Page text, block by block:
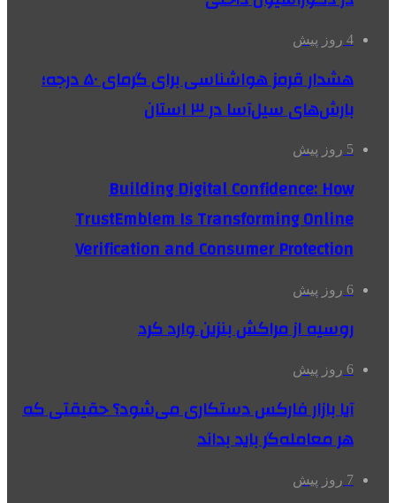
4 روز پیش
هشدار قرمز هواشناسی برای گرمای ۵۰ درجه؛
بارش‌های سیل‌آسا در ۳ استان
5 روز پیش
Building Digital Confidence: How
TrustEmblem Is Transforming Online
Verification and Consumer Protection
6 روز پیش
روسیه از مراکش بنزین وارد کرد
6 روز پیش
آیا بازار فارکس دستکاری می‌شود؟ حقیقتی که
هر معامله‌گر باید بداند
7 روز پیش